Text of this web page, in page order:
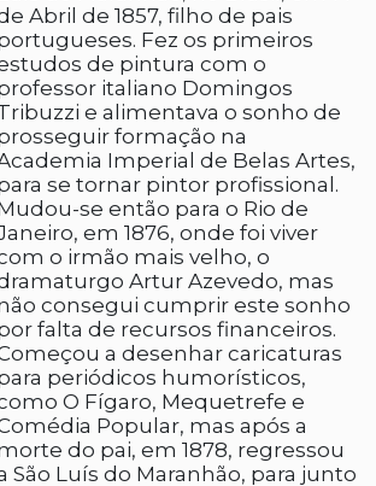
Abril de 1857, filho de pais
Fez os primeiros
de pintura com o
italiano Domingos
e alimentava o sonho de
formação na
Imperial de Belas Artes,
se tornar pintor profissional.
se então para o Rio de
em 1876, onde foi viver
o irmão mais velho, o
Artur Azevedo, mas
consegui cumprir este sonho
falta de recursos financeiros.
a desenhar caricaturas
periódicos humorísticos,
O Fígaro, Mequetrefe e
Popular, mas após a
do pai, em 1878, regressou
São Luís do Maranhão, para junto